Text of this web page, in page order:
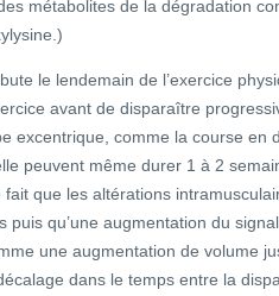
métabolites de la dégradation
le lendemain de l’exercice
avant de disparaître
excentrique, comme la course en
peuvent même durer 1 à 2
fait que les altérations
puis qu’une augmentation du
une augmentation de volume
dans le temps entre la